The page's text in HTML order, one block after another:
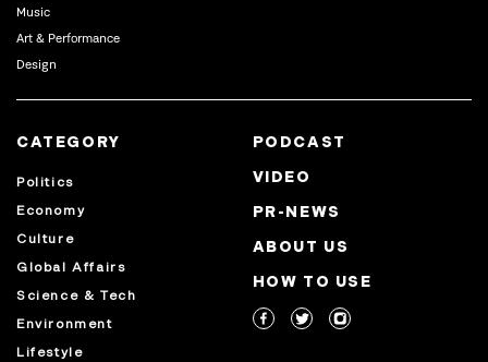
Music
Art & Performance
Design
CATEGORY
Politics
Economy
Culture
Global Affairs
Science & Tech
Environment
Lifestyle
PODCAST
VIDEO
PR-NEWS
ABOUT US
HOW TO USE